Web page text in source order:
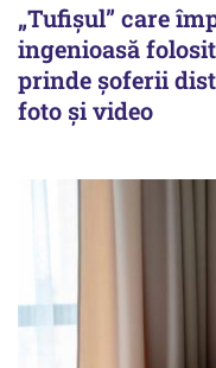
„Tufișul” care
ingenioasă
prinde șoferii
foto și video